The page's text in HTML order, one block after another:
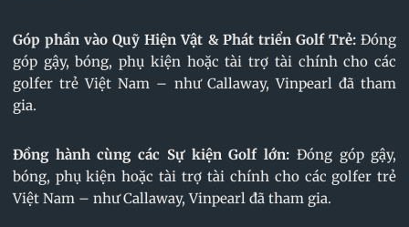
Góp phần vào Quỹ Hiện Vật & Phát triển Golf Trẻ: Đóng
góp gậy, bóng, phụ kiện hoặc tài trợ tài chính cho các
golfer trẻ Việt Nam – như Callaway, Vinpearl đã tham
gia.
Đồng hành cùng các Sự kiện Golf lớn: Đóng góp gậy,
bóng, phụ kiện hoặc tài trợ tài chính cho các golfer trẻ
Việt Nam – như Callaway, Vinpearl đã tham gia.